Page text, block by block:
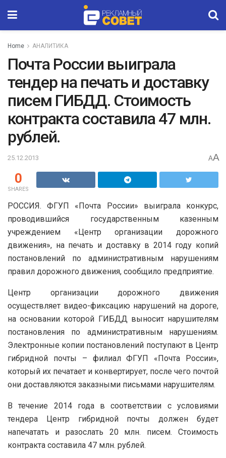
Home АНАЛИТИКА
Почта России выиграла
тендер на печать и доставку
писем ГИБДД. Стоимость
контракта составила 47 млн.
рублей.
25.12.2013 AA
0
SHARES
РОССИЯ. ФГУП «Почта России» выиграла конкурс,
проводившийся государственным казенным
учреждением «Центр организации дорожного
движения», на печать и доставку в 2014 году копий
постановлений по административным нарушениям
правил дорожного движения, сообщило предприятие.
Центр организации дорожного движения
осуществляет видео-фиксацию нарушений на дороге,
на основании которой ГИБДД выносит нарушителям
постановления по административным нарушениям.
Электронные копии постановлений поступают в Центр
гибридной почты – филиал ФГУП «Почта России»,
который их печатает и конвертирует, после чего почтой
они доставляются заказными письмами нарушителям.
В течение 2014 года в соответствии с условиями
тендера Центр гибридной почты должен будет
напечатать и разослать 20 млн. писем. Стоимость
контракта составила 47 млн. рублей.